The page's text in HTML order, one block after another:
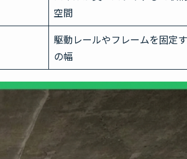
空間
駆動レールやフレームを固定
の幅